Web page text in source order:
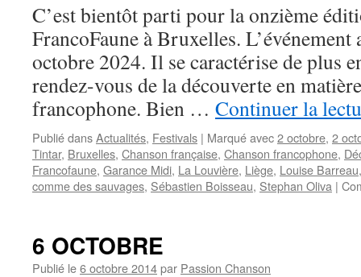
C’est bientôt parti pour la onzième
FrancoFaune à Bruxelles.
octobre 2024. Il se caractérise de plus
rendez-vous de la découverte en
francophone. Bien … Continuer la
Publié dansActualités, Festivals | Marqué avec2 octobre, 2
Tintar, Bruxelles, Chanson française, Chanson francophone,
Francofaune, Garance Midi, La Louvière, Liège, Louise Barreau
comme des sauvages, Sébastien Boisseau, Stephan Oliva |
6 OCTOBRE
Publié le6 octobre 2014par Passion Chanson